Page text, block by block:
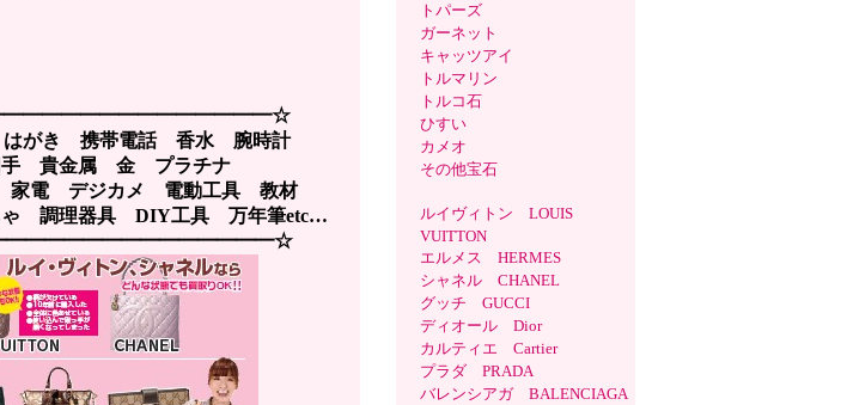
がき 携帯電話 香水 腕時計
手 貴金属 金 プラチナ
家電 デジカメ 電動工具 教材
調理器具 DIY工具 万年筆etc…
トパーズ
ガーネット
キャッツアイ
トルマリン
トルコ石
ひすい
カメオ
その他宝石
ルイヴィトン LOUIS
VUITTON
エルメス HERMES
シャネル CHANEL
グッチ GUCCI
ディオール Dior
カルティエ Cartier
プラダ PRADA
バレンシアガ BALENCIAGA